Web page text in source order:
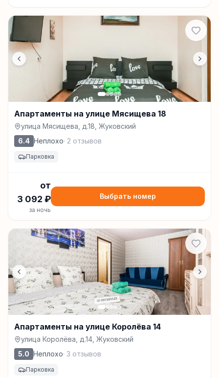
Апартаменты на улице Мясищева 18
улица Мясищева, д.18, Жуковский
6.4 Неплохо· 2 отзывов
Парковка
от
3 092 ₽
за ночь
Выбрать номер
Апартаменты на улице Королёва 14
улица Королёва, д.14, Жуковский
5.0 Неплохо· 3 отзывов
Парковка